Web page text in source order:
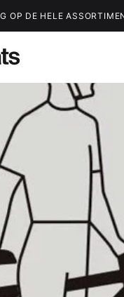
OP DE HELE